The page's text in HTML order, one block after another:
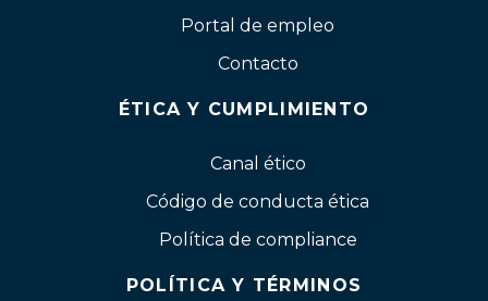
Portal de empleo
Contacto
ÉTICA Y CUMPLIMIENTO
Canal ético
Código de conducta ética
Política de compliance
POLÍTICA Y TÉRMINOS